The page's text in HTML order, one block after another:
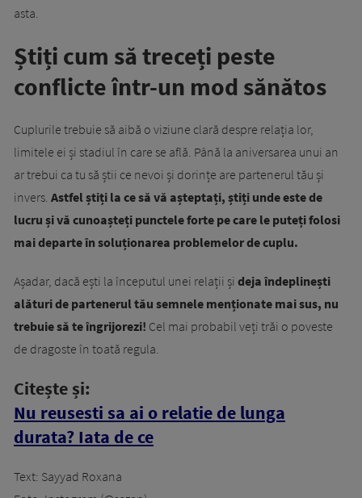
asta.
Știți cum să treceți peste
conflicte într-un mod sănătos
Cuplurile trebuie să aibă o viziune clară despre relația lor,
limitele ei și stadiul în care se află. Până la aniversarea unui an
ar trebui ca tu să știi ce nevoi și dorințe are partenerul tău și
invers. Astfel știți la ce să vă așteptați, știți unde este de
lucru și vă cunoașteți punctele forte pe care le puteți folosi
mai departe în soluționarea problemelor de cuplu.
Așadar, dacă ești la începutul unei relații și deja îndeplinești
alături de partenerul tău semnele menționate mai sus, nu
trebuie să te îngrijorezi! Cel mai probabil veți trăi o poveste
de dragoste în toată regula.
Citește și:
Nu reusesti sa ai o relatie de lunga
durata? Iata de ce
Text: Sayyad Roxana